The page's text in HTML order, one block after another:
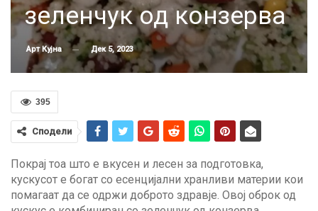
зеленчук од конзерва
Арт Кујна Дек 5, 2023
395
Сподели
Покрај тоа што е вкусен и лесен за подготовка,
кускусот е богат со есенцијални хранливи материи кои
помагаат да се одржи доброто здравје. Овој оброк од